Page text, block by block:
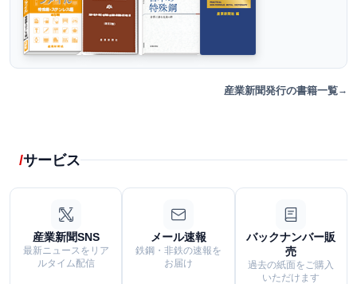
産業新聞発行の書籍一覧
サービス
産業新聞SNS
最新ニュースをリア
ルタイム配信
メール速報
鉄鋼・非鉄の速報を
お届け
バックナンバー販
売
過去の紙面をご購入
いただけます